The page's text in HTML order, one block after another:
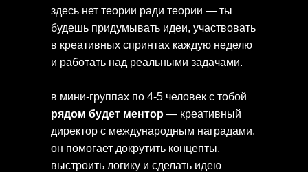
здесь нет теории ради теории — ты
будешь придумывать идеи, участвовать
в креативных спринтах каждую неделю
и работать над реальными задачами.
в мини-группах по 4-5 человек с тобой
рядом будет ментор — креативный
директор с международным наградами.
он помогает докрутить концепты,
выстроить логику и сделать идею